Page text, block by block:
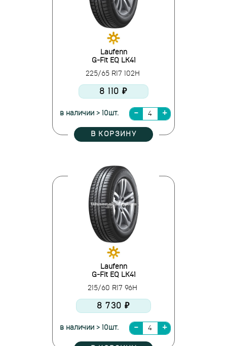
Laufenn
G-Fit EQ LK41
225/65 R17 102H
8 110 ₽
в наличии > 10шт.
В КОРЗИНУ
Laufenn
G-Fit EQ LK41
215/60 R17 96H
8 730 ₽
в наличии > 10шт.